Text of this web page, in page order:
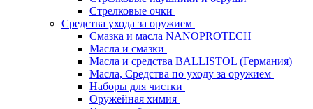
Стрелковые очки
Средства ухода за оружием
Смазка и масла NANOPROTECH
Масла и смазки
Масла и средства BALLISTOL (Германия)
Масла, Средства по уходу за оружием
Наборы для чистки
Оружейная химия